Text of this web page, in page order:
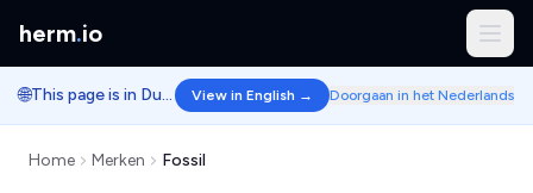
herm.io
🌐 This page is in Dutch. View in English → Doorgaan in het Nederlands
Home Merken Fossil